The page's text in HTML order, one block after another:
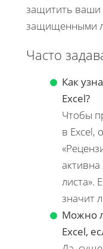
защитить ваши
защищенными
Часто
Как
Excel?
Чтобы
в Excel,
листа».
значит
Можно
Excel,